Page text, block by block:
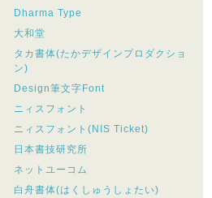
Dharma Type
大和堂
タカ書体(たかデザインプロダクショ
ン)
Design筆文字Font
ニィスフォント
ニィスフォント(NIS Ticket)
日本書技研究所
ネットユーコム
白舟書体(はくしゅうしょたい)